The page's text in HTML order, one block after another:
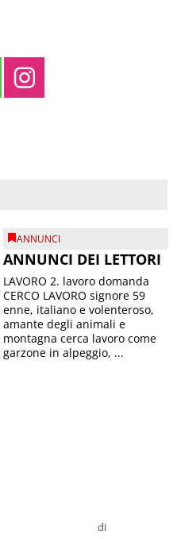
ANNUNCI
ANNUNCI DEI LETTORI
di
LAVORO 2. lavoro domanda
CERCO LAVORO signore 59
enne, italiano e volenteroso,
amante degli animali e
montagna cerca lavoro come
garzone in alpeggio, ...